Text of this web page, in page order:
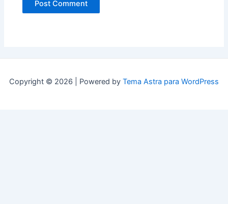
Copyright © 2026 | Powered by Tema Astra para WordPress